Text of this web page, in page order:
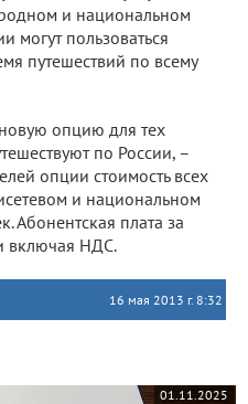
и национальном
могут пользоваться
путешествий по всему
опцию для тех
по России, –
опции стоимость всех
и национальном
Абонентская плата за
включая НДС.
16 мая 2013 г. 8:32
01.11.2025